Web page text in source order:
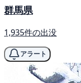
群馬県
1,935件の出没
アラート